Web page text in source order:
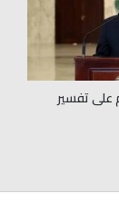
على تفسير